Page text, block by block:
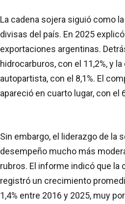
La cadena sojera siguió como
divisas del país. En 2025
exportaciones argentinas.
hidrocarburos, con el 11,2%, y
autopartista, con el 8,1%. El
apareció en cuarto lugar, con el
Sin embargo, el liderazgo de la
desempeño mucho más
rubros. El informe indicó que la
registró un crecimiento
1,4% entre 2016 y 2025, muy